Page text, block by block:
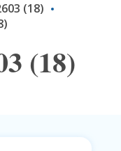
(18)
(18)